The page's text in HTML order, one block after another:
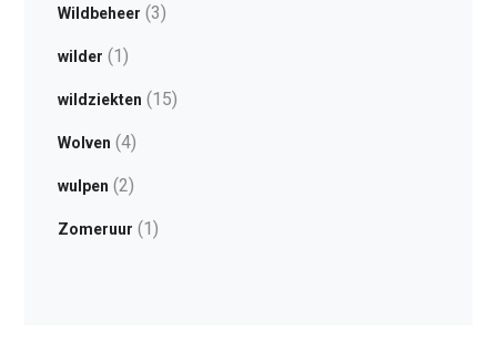
Wildbeheer (3)
wilder (1)
wildziekten (15)
Wolven (4)
wulpen (2)
Zomeruur (1)